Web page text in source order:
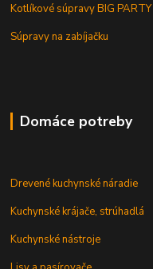
Kotlíkové súpravy BIG PARTY
Súpravy na zabíjačku
Domáce potreby
Drevené kuchynské náradie
Kuchynské krájače, strúhadlá
Kuchynské nástroje